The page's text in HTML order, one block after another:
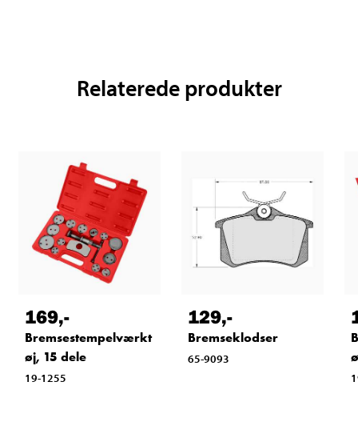
Relaterede produkter
169,-
Bremsestempelværkt
øj, 15 dele
19-1255
129,-
Bremseklodser
65-9093